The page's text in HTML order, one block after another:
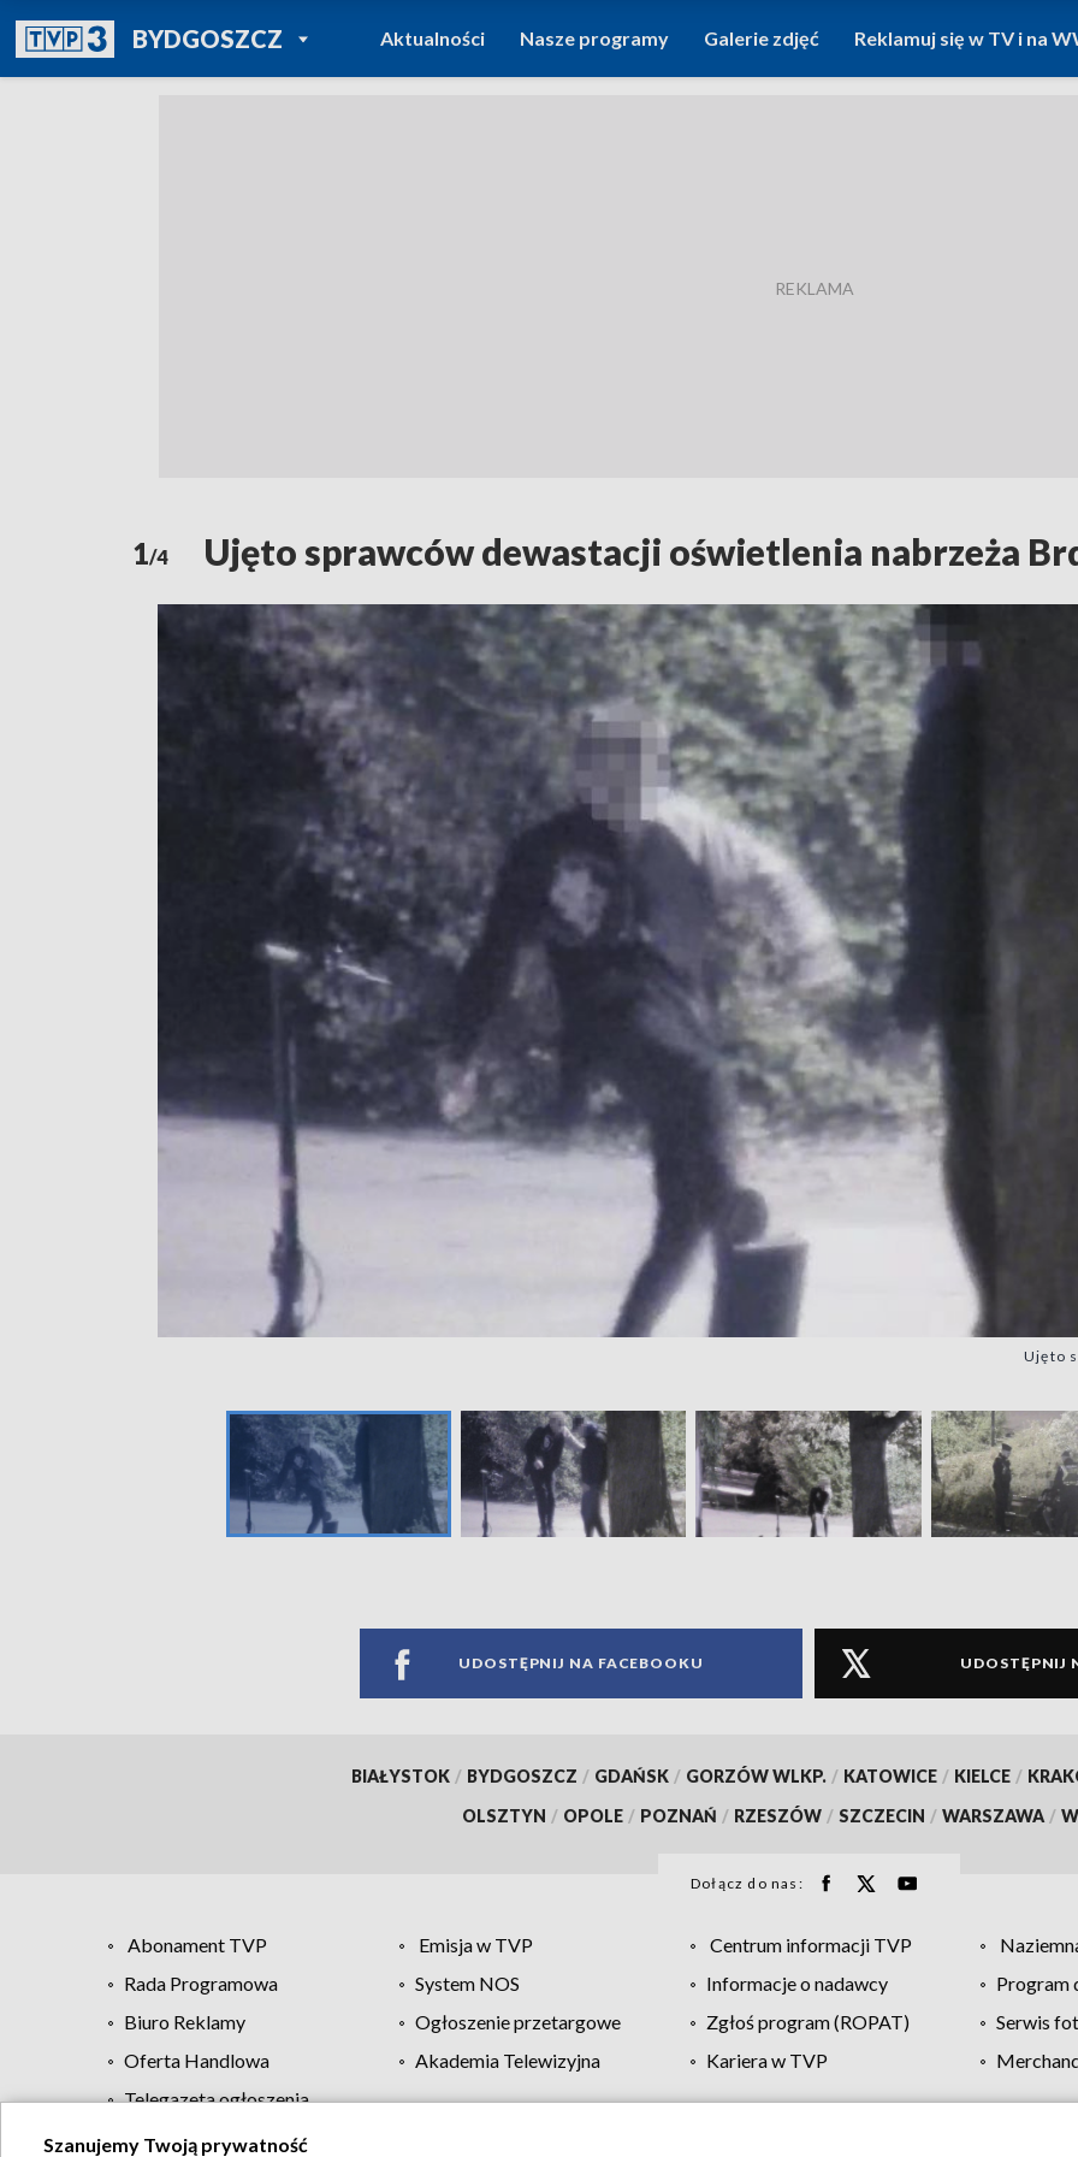
BYDGOSZCZPOWRÓT DO
TVP REGIONY
Aktualności Nasze programy Galerie zdjęć Reklamuj się w TV i na
1/4 Ujęto sprawców dewastacji oświetlenia nabrzeża
Ujęto
UDOSTĘPNIJ NA FACEBOOKU UDOSTĘPNIJ
BIAŁYSTOK / BYDGOSZCZ / GDAŃSK / GORZÓW WLKP. / KATOWICE / KIELCE /
OLSZTYN / OPOLE / POZNAŃ / RZESZÓW / SZCZECIN / WARSZAWA /
Dołącz do nas:
Abonament TVP Emisja w TVP Centrum informacji TVP
Rada Programowa
System NOS Informacje o nadawcy
Program
Biuro Reklamy
Ogłoszenie przetargowe Zgłoś program (ROPAT)
Serwis
Oferta Handlowa
Akademia Telewizyjna Kariera w TVP
Telegazeta ogłoszenia
Szanujemy Twoją prywatność